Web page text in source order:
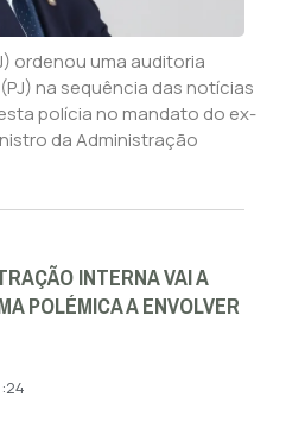
ordenou uma auditoria
na sequência das notícias
polícia no mandato do ex-
da Administração
INTERNA VAI A
POLÉMICA A ENVOLVER